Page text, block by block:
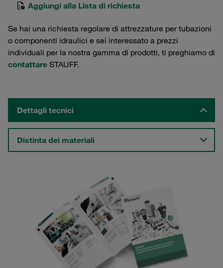
Aggiungi alla Lista di richiesta
Se hai una richiesta regolare di attrezzature per tubazioni
o componenti idraulici e sei interessato a prezzi
individuali per la nostra gamma di prodotti, ti preghiamo di
contattare STAUFF.
Dettagli tecnici
Distinta dei materiali